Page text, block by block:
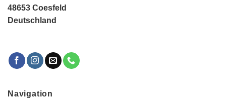
48653 Coesfeld
Deutschland
Navigation